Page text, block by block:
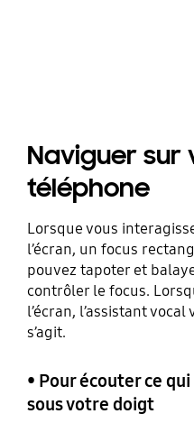
Naviguer sur
téléphone
Lorsque vous
l’écran, un focus
pouvez tapoter et
contrôler le focus.
l’écran, l’assistant
s’agit.
• Pour écouter ce
sous votre doigt